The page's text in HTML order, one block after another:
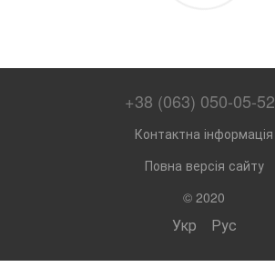
+38 (063) 050-05-52
Контактна інформація
Повна версія сайту
© 2020
Укр Рус